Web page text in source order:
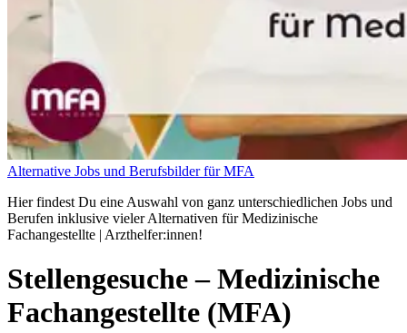
Alternative Jobs und Berufsbilder für MFA
Hier findest Du eine Auswahl von ganz unterschiedlichen Jobs und
Berufen inklusive vieler Alternativen für Medizinische
Fachangestellte | Arzthelfer:innen!
Stellengesuche– Medizinische
Fachangestellte (MFA)